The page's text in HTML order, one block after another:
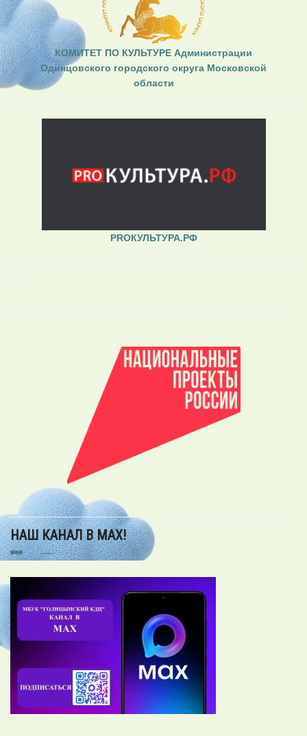
КОМИТЕТ ПО КУЛЬТУРЕ Администрации
Одинцовского городского округа Московской
области
PROКУЛЬТУРА.РФ
НАШ КАНАЛ В MAX!